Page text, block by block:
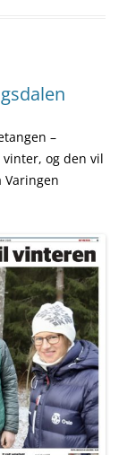
–
og den vil
Varingen